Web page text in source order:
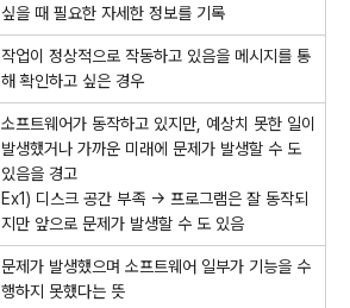
싶을 때 필요한 자세한 정보를 기록
작업이 정상적으로 작동하고 있음을 메시지를 통
해 확인하고 싶은 경우
소프트웨어가 동작하고 있지만, 예상치 못한 일이
발생했거나 가까운 미래에 문제가 발생할 수 도
있음을 경고
Ex1) 디스크 공간 부족 → 프로그램은 잘 동작되
지만 앞으로 문제가 발생할 수 도 있음
문제가 발생했으며 소프트웨어 일부가 기능을 수
행하지 못했다는 뜻